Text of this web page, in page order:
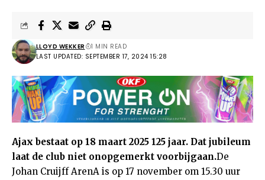
LAST UPDATED: SEPTEMBER 17, 2024 15:28
LLOYD WEKKER 1 MIN READ
Ajax bestaat op 18 maart 2025 125 jaar. Dat jubileum
laat de club niet onopgemerkt voorbijgaan.De
Johan Cruijff ArenA is op 17 november om 15.30 uur